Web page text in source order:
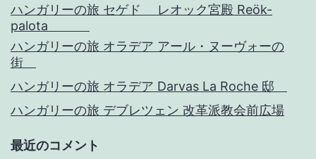
ハンガリーの旅 セゲド レオック宮殿 Reök-
palota
ハンガリーの旅 オラデア アール・ヌーヴォーの
街
ハンガリーの旅 オラデア Darvas La Roche 邸
ハンガリーの旅 デブレツェン 改革派教会前広場
最近のコメント